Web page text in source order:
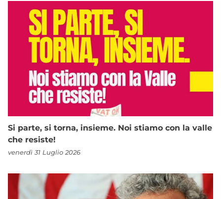
Si parte, si torna, insieme. Noi stiamo con la valle
che resiste!
venerdì 31 Luglio 2026